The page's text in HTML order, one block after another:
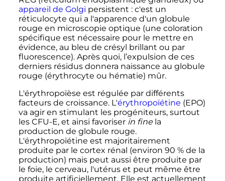
appareil de Golgi persistent : c'est un
réticulocyte qui a l'apparence d'un globule
rouge en microscopie optique (une coloration
spécifique est nécessaire pour le mettre en
évidence, au bleu de crésyl brillant ou par
fluorescence). Après quoi, l’expulsion de ces
derniers résidus donnera naissance au globule
rouge (érythrocyte ou hématie) mûr.
L'érythropoïèse est régulée par différents
facteurs de croissance. L'érythropoïétine (EPO)
va agir en stimulant les progéniteurs, surtout
les CFU-E, et ainsi favoriser in finela
production de globule rouge.
L'érythropoïétine est majoritairement
produite par le cortex rénal (environ 90 % de la
production) mais peut aussi être produite par
le foie, le cerveau, l'utérus et peut même être
produite artificiellement. Elle est actuellement